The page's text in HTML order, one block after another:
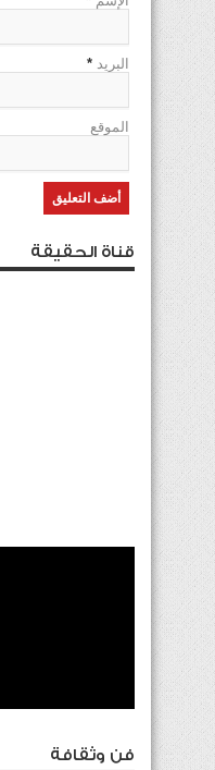
البريد *
الموقع
قناة الحقيقة
فن وثقافة